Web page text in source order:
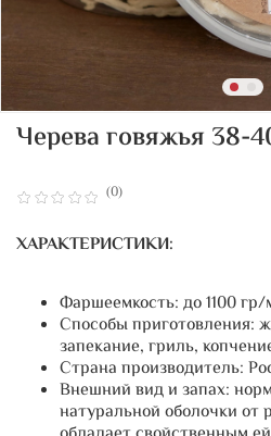
(0)
Черева говяжья 38-
ХАРАКТЕРИСТИКИ:
Фаршеемкость: до 1100
Способы приготовления:
запекание, гриль,
Страна производитель:
Внешний вид и запах:
натуральной оболочки от